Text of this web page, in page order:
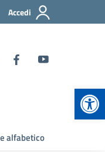
Accedi
alfabetico